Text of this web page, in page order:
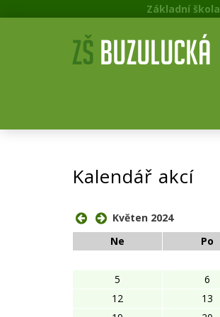
Základní škola
Kalendář akcí
Květen 2024
Ne
Po
5
6
12
13